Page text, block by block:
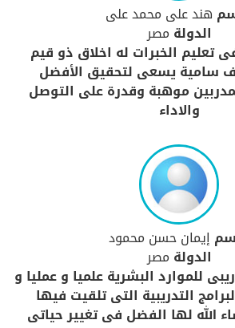
هند على محمد على
الدولة مصر
تعليم الخبرات له اخلاق ذو قيم
سامية يسعى لتحقيق الأفضل
موهبة وقدرة على التوصل
والاداء
إيمان حسن محمود
الدولة مصر
للموارد البشرية علميا و عمليا و
التدريبية التى تلقيت فيها
الله لها الفضل فى تغيير حياتى